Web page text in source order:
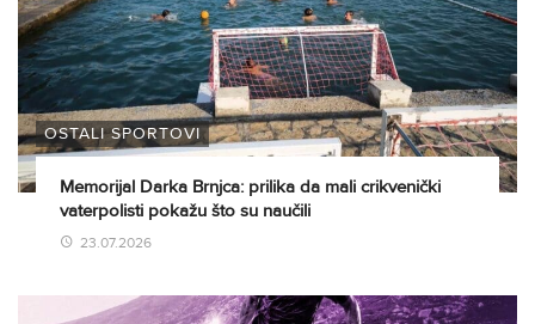
OSTALI SPORTOVI
Memorijal Darka Brnjca: prilika da mali crikvenički
vaterpolisti pokažu što su naučili
23.07.2026